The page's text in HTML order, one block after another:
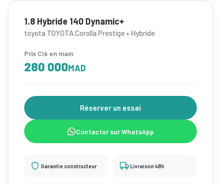
1.8 Hybride 140 Dynamic+
toyota TOYOTA Corolla Prestige • Hybride
Prix Clé en main
280 000MAD
Réserver un essai
Contacter sur WhatsApp
Garantie constructeur Livraison 48h